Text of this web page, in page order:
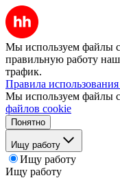
Мы используем файлы
правильную работу
трафик.
Правила
Мы используем файлы
файлов cookie
Понятно
Ищу работу
Ищу работу
Ищу работу